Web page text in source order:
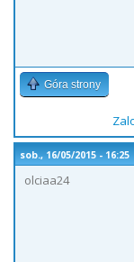
Góra strony
sob., 16/05/2015 - 16:25
olciaa24